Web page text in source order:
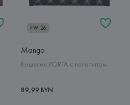
FW'26
Mango
Кошелек PORTA с логотипом
89,99 BYN